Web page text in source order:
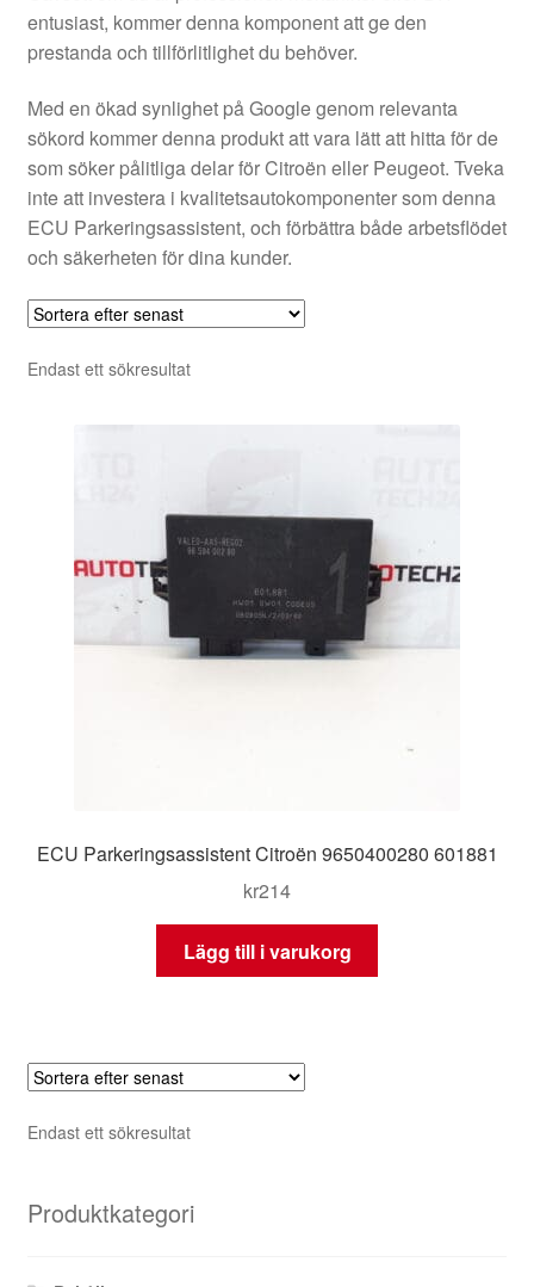
Vagn
Världsomspännande frakt
Villkor
entusiast, kommer denna komponent att ge den
prestanda och tillförlitlighet du behöver.
Med en ökad synlighet på Google genom relevanta
sökord kommer denna produkt att vara lätt att hitta för de
som söker pålitliga delar för Citroën eller Peugeot. Tveka
inte att investera i kvalitetsautokomponenter som denna
ECU Parkeringsassistent, och förbättra både arbetsflödet
och säkerheten för dina kunder.
Endast ett sökresultat
ECU Parkeringsassistent Citroën 9650400280 601881
kr214
Lägg till i varukorg
Endast ett sökresultat
Produktkategori